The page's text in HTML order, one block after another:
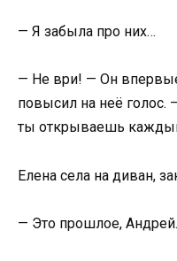
— Я забыла про них…
— Не ври! — Он
повысил на неё
ты открываешь
Елена села на диван,
— Это прошлое, Андрей.